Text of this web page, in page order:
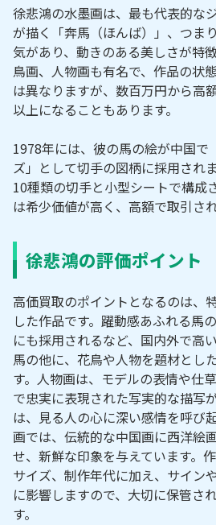
徐悲鴻の水墨画は、最も代表的な
が描く「奔馬（ほんば）」、つま
気があり、動きのある美しさが特
鳥画、人物画も有名で、作品の状
は異なりますが、数百万円から高
以上になることもあります。
1978年には、彼の馬の絵が中国で
ズ」として切手の図柄に採用され
10種類の切手と小型シートで構成
は希少価値が高く、高額で取引され
徐悲鴻の評価ポイント
高価買取のポイントとなるのは、
した作品です。躍動感あふれる馬
にも採用されるなど、国内外で高
馬の他に、花鳥や人物を題材とし
す。人物画は、モデルの表情や仕
で忠実に表現された写実的な描写
は、見る人の心に深い感情を呼び
画では、伝統的な中国画に西洋絵
せ、新鮮な印象を与えています。
サイズ、制作年代に加え、サイン
に影響しますので、大切に保管さ
す。